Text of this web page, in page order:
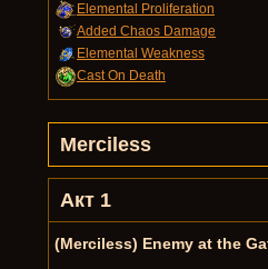
Elemental Proliferation
Added Chaos Damage
Elemental Weakness
Cast On Death
Merciless
Акт 1
(Merciless) Enemy at the